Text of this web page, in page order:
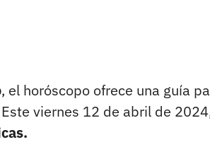
, el horóscopo ofrece una guía
viernes 12 de abril de